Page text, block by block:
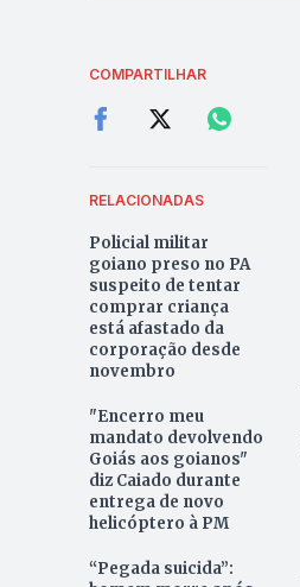
COMPARTILHAR
RELACIONADAS
Policial militar
goiano preso no PA
suspeito de tentar
comprar criança
está afastado da
corporação desde
novembro
"Encerro meu
mandato devolvendo
Goiás aos goianos"
diz Caiado durante
entrega de novo
helicóptero à PM
“Pegada suicida”: